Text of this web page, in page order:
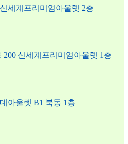
세계프리미엄아울렛 2층
신세계프리미엄아울렛 1층
아울렛 B1 북동 1층